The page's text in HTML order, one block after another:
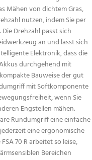
Mähen von dichtem Gras,
nutzen, indem Sie per
Drehzahl passt sich
an und lässt sich
Elektronik, dass die
durchgehend mit
Bauweise der gut
mit Softkomponente
wenn Sie
Engstellen mähen.
Rundumgriff eine einfache
eine ergonomische
70 R arbeitet so leise,
Bereichen